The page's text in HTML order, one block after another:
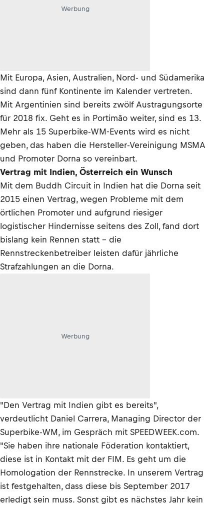
Werbung
Mit Europa, Asien, Australien, Nord- und Südamerika
sind dann fünf Kontinente im Kalender vertreten.
Mit Argentinien sind bereits zwölf Austragungsorte
für 2018 fix. Geht es in Portimão weiter, sind es 13.
Mehr als 15 Superbike-WM-Events wird es nicht
geben, das haben die Hersteller-Vereinigung MSMA
und Promoter Dorna so vereinbart.
Vertrag mit Indien, Österreich ein Wunsch
Mit dem Buddh Circuit in Indien hat die Dorna seit
2015 einen Vertrag, wegen Probleme mit dem
örtlichen Promoter und aufgrund riesiger
logistischer Hindernisse seitens des Zoll, fand dort
bislang kein Rennen statt – die
Rennstreckenbetreiber leisten dafür jährliche
Strafzahlungen an die Dorna.
Werbung
"Den Vertrag mit Indien gibt es bereits",
verdeutlicht Daniel Carrera, Managing Director der
Superbike-WM, im Gespräch mit SPEEDWEEK.com.
"Sie haben ihre nationale Föderation kontaktiert,
diese ist in Kontakt mit der FIM. Es geht um die
Homologation der Rennstrecke. In unserem Vertrag
ist festgehalten, dass diese bis September 2017
erledigt sein muss. Sonst gibt es nächstes Jahr kein